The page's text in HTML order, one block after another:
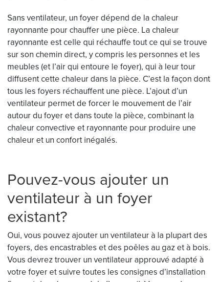
Sans ventilateur, un foyer dépend de la chaleur
rayonnante pour chauffer une pièce. La chaleur
rayonnante est celle qui réchauffe tout ce qui se trouve
sur son chemin direct, y compris les personnes et les
meubles (et l’air qui entoure le foyer), qui à leur tour
diffusent cette chaleur dans la pièce. C’est la façon dont
tous les foyers réchauffent une pièce. L’ajout d’un
ventilateur permet de forcer le mouvement de l’air
autour du foyer et dans toute la pièce, combinant la
chaleur convective et rayonnante pour produire une
chaleur et un confort inégalés.
Pouvez-vous ajouter un
ventilateur à un foyer
existant?
Oui, vous pouvez ajouter un ventilateur à la plupart des
foyers, des encastrables et des poêles au gaz et à bois.
Vous devrez trouver un ventilateur approuvé adapté à
votre foyer et suivre toutes les consignes d’installation